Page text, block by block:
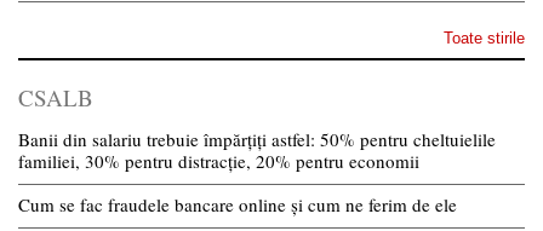
Toate stirile
CSALB
Banii din salariu trebuie împărțiți astfel: 50% pentru cheltuielile
familiei, 30% pentru distracție, 20% pentru economii
Cum se fac fraudele bancare online și cum ne ferim de ele